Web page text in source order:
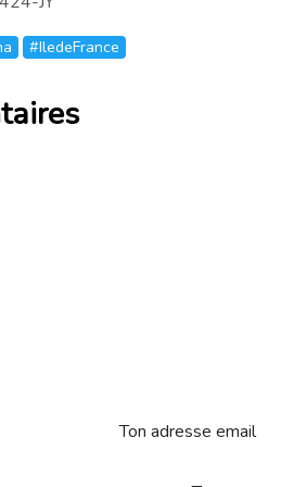
#IledeFrance
Ton adresse email